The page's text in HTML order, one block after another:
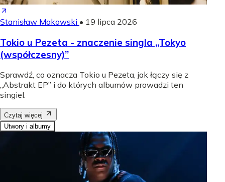
Stanisław Makowski • 19 lipca 2026
Tokio u Pezeta - znaczenie singla „Tokyo
(współczesny)”
Sprawdź, co oznacza Tokio u Pezeta, jak łączy się z
„Abstrakt EP” i do których albumów prowadzi ten
singiel.
Czytaj więcej
Utwory i albumy